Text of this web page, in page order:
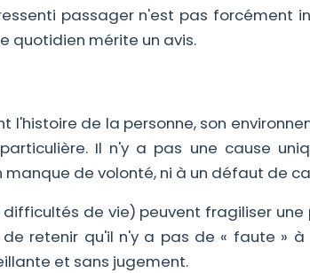
passager n'est pas forcément
quotidien mérite un avis.
l'histoire de la personne, son
Il n'y a pas une cause
manque de volonté, ni à un défaut de
de vie) peuvent fragiliser une
retenir qu'il n'y a pas de « faute » à
et sans jugement.